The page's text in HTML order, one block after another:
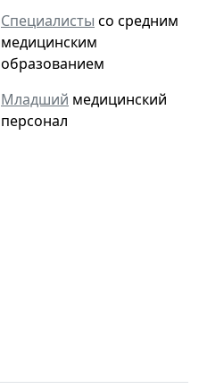
Специалисты со средним
медицинским
образованием
Младший медицинский
персонал